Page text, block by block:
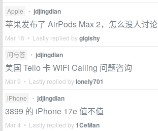
Apple
• jdjingdian
苹果发布了 AirPods Max 2，怎么没人讨论
Mar 16 • Lastly replied bygigishy
问与答 • jdjingdian
美国 Tello 卡 WiFi Calling 问题咨询
Mar 9 • Lastly replied bylonely701
iPhone • jdjingdian
3899 的 iPhone 17e 值不值
Mar 4 • Lastly replied by1CeMan